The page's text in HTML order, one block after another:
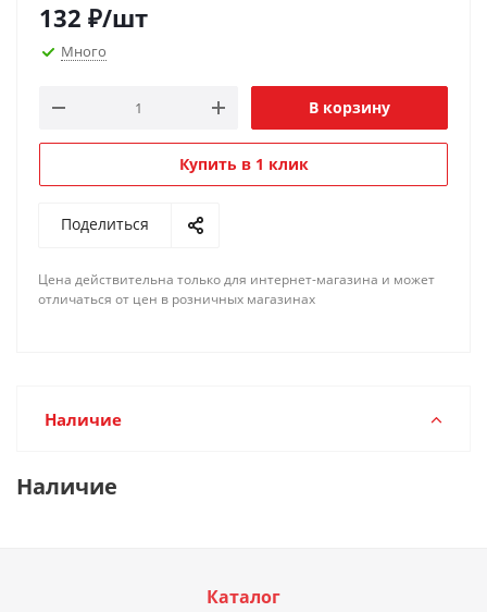
132 ₽/шт
Много
В корзину
Купить в 1 клик
Поделиться
Цена действительна только для интернет-магазина и может
отличаться от цен в розничных магазинах
Наличие
Наличие
Каталог